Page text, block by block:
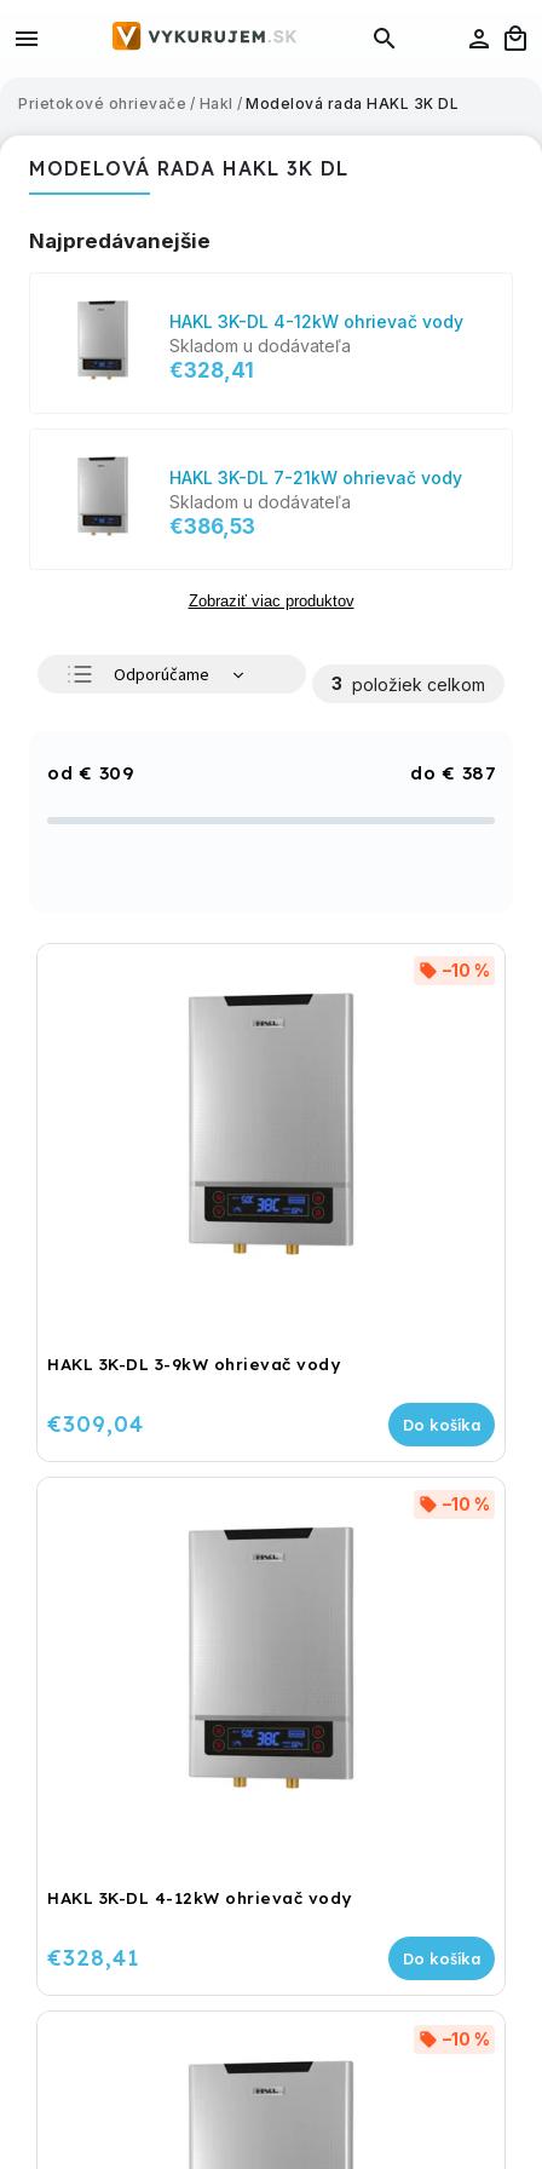
Prietokové ohrievače / Hakl / Modelová rada HAKL 3K DL
MODELOVÁ RADA HAKL 3K DL
Najpredávanejšie
HAKL 3K-DL 4-12kW ohrievač vody
Skladom u dodávateľa
€328,41
HAKL 3K-DL 7-21kW ohrievač vody
Skladom u dodávateľa
€386,53
Zobraziť viac produktov
Odporúčame
Abecedne
3 položiek celkom
€ 309 € 387
HAKL 3K-DL 3-9kW ohrievač vody
–10 %
€309,04 Do košíka
HAKL 3K-DL 4-12kW ohrievač vody
–10 %
€328,41 Do košíka
–10 %